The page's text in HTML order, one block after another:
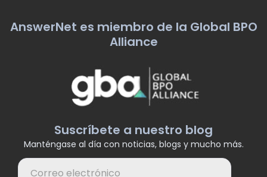
AnswerNet es miembro de la Global BPO
Alliance
Suscríbete a nuestro blog
Manténgase al día con noticias, blogs y mucho más.